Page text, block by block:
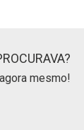
mesmo!